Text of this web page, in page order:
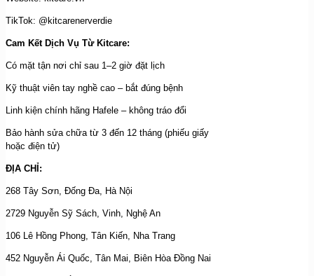
TikTok: @kitcarenerverdie
Cam Kết Dịch Vụ Từ Kitcare:
Có mặt tận nơi chỉ sau 1–2 giờ đặt lịch
Kỹ thuật viên tay nghề cao – bắt đúng bệnh
Linh kiện chính hãng Hafele – không tráo đổi
Bảo hành sửa chữa từ 3 đến 12 tháng (phiếu giấy
hoặc điện tử)
ĐỊA CHỈ:
268 Tây Sơn, Đống Đa, Hà Nội
2729 Nguyễn Sỹ Sách, Vinh, Nghệ An
106 Lê Hồng Phong, Tân Kiến, Nha Trang
452 Nguyễn Ái Quốc, Tân Mai, Biên Hòa Đồng Nai